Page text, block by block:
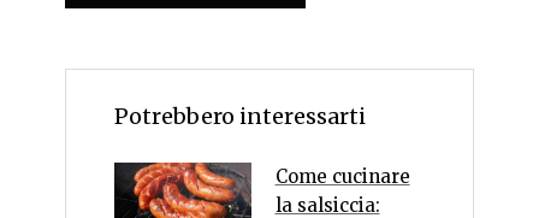
Potrebbero interessarti
Come cucinare
la salsiccia: